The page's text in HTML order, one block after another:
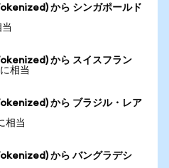
から シンガポールド
から スイスフラン
相当
から ブラジル・レア
相当
から バングラデシ